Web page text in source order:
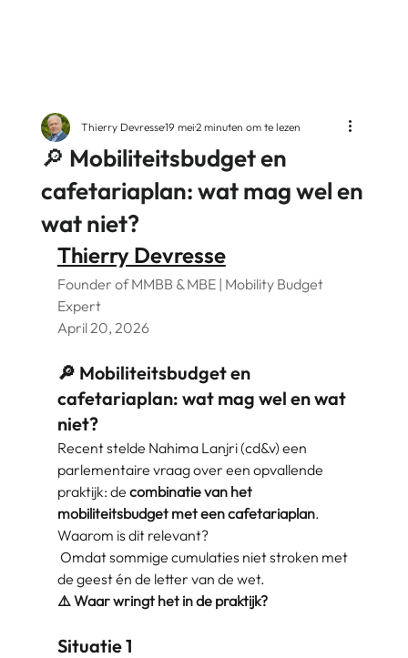
🔎 Mobiliteitsbudget en
cafetariaplan: wat mag wel en
wat niet?
Thierry Devresse19 mei2 minuten om te lezen
Thierry Devresse
Founder of MMBB & MBE | Mobility Budget
Expert
April 20, 2026
🔎 Mobiliteitsbudget en
cafetariaplan: wat mag wel en wat
niet?
Recent stelde Nahima Lanjri (cd&v) een
parlementaire vraag over een opvallende
praktijk: de combinatie van het
mobiliteitsbudget met een cafetariaplan.
Waarom is dit relevant?
Omdat sommige cumulaties niet stroken met
de geest én de letter van de wet.
⚠️ Waar wringt het in de praktijk?
Situatie 1